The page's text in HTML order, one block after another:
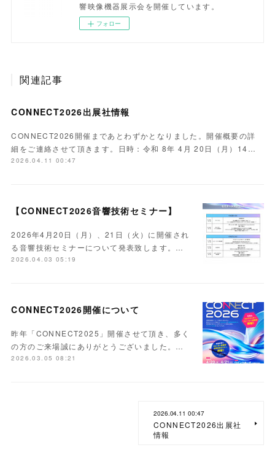
響映像機器展示会を開催しています。
フォロー
関連記事
CONNECT2026出展社情報
CONNECT2026開催まであとわずかとなりました。開催概要の詳
細をご連絡させて頂きます。日時：令和 8年 4月 20日（月）14…
2026.04.11 00:47
【CONNECT2026音響技術セミナー】
2026年4月20日（月）、21日（火）に開催され
る音響技術セミナーについて発表致します。…
2026.04.03 05:19
CONNECT2026開催について
昨年「CONNECT2025」開催させて頂き、多く
の方のご来場誠にありがとうございました。…
2026.03.05 08:21
2026.04.11 00:47
CONNECT2026出展社
情報